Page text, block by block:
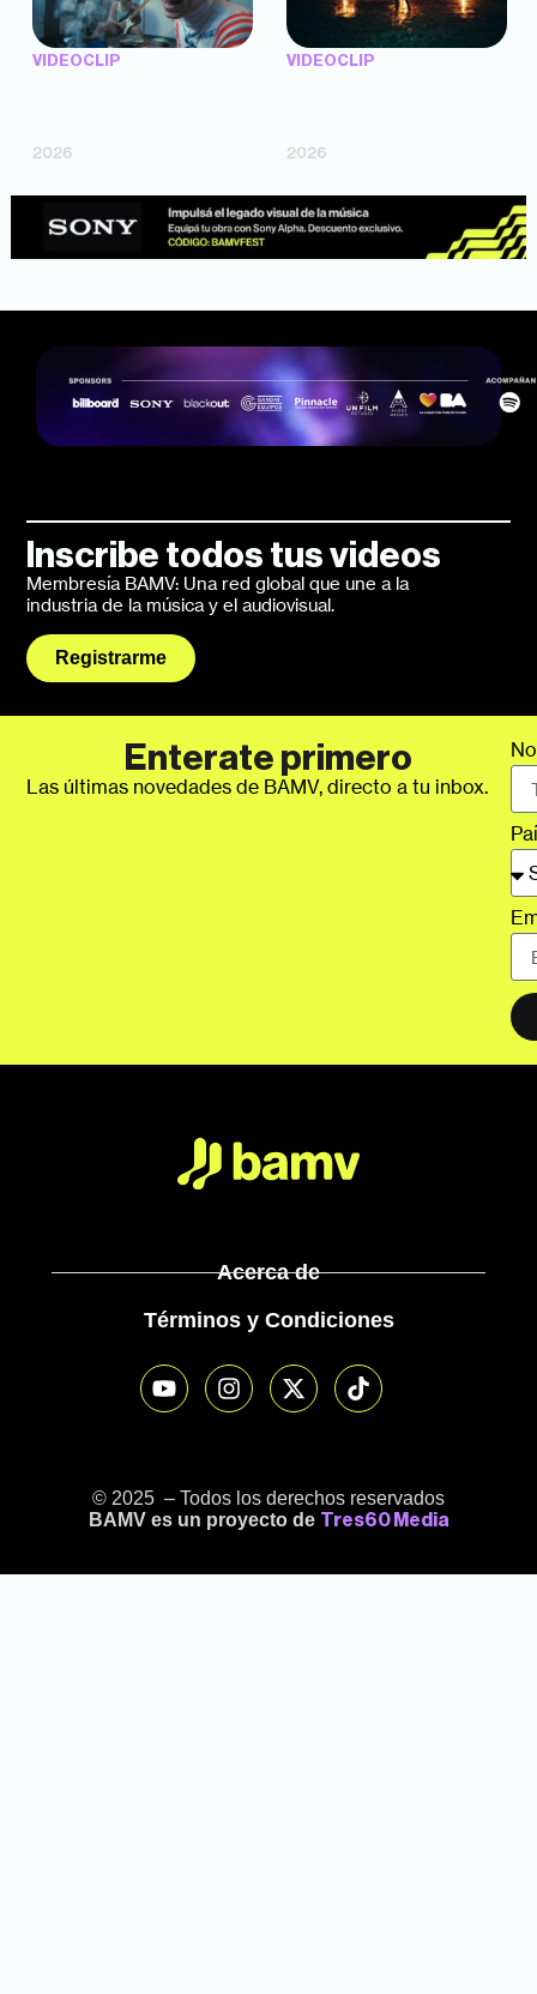
VIDEOCLIP
2026
VIDEOCLIP
2026
Inscribe todos tus videos
Membresía BAMV: Una red global que une a la
industria de la música y el audiovisual.
Registrarme
Enterate primero
Las últimas novedades de BAMV, directo a tu inbox.
Acerca de
Términos y Condiciones
© 2025 – Todos los derechos reservados
BAMV es un proyecto de Tres60 Media